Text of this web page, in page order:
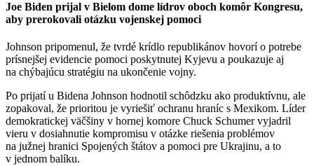
Joe Biden prijal v Bielom dome lídrov oboch komôr Kongresu,
aby prerokovali otázku vojenskej pomoci
Johnson pripomenul, že tvrdé krídlo republikánov hovorí o potrebe
prísnejšej evidencie pomoci poskytnutej Kyjevu a poukazuje aj
na chýbajúcu stratégiu na ukončenie vojny.
Po prijatí u Bidena Johnson hodnotil schôdzku ako produktívnu, ale
zopakoval, že prioritou je vyriešiť ochranu hraníc s Mexikom. Líder
demokratickej väčšiny v hornej komore Chuck Schumer vyjadril
vieru v dosiahnutie kompromisu v otázke riešenia problémov
na južnej hranici Spojených štátov a pomoci pre Ukrajinu, a to
v jednom balíku.